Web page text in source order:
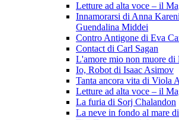
Letture ad alta voce – il
Innamorarsi di Anna
Guendalina Middei
Contro Antigone di Eva
Contact di Carl Sagan
L'amore mio non muore di
Io, Robot di Isaac Asimov
Tanta ancora vita di Viola
Letture ad alta voce – il
La furia di Sorj Chalandon
La neve in fondo al mare